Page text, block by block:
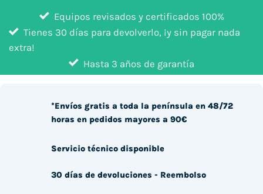
Equipos revisados y certificados 100%
Tienes 30 días para devolverlo, ¡y sin pagar nada
extra!
Hasta 3 años de garantía
*Envíos gratis a toda la península en 48/72
horas en pedidos mayores a 90€
Servicio técnico disponible
30 días de devoluciones - Reembolso